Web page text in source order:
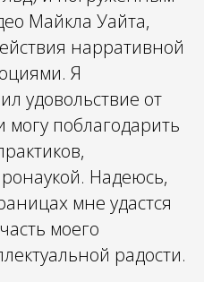
Майкла Уайта,
нарративной
Я
удовольствие от
поблагодарить
Надеюсь,
мне удастся
моего
радости.